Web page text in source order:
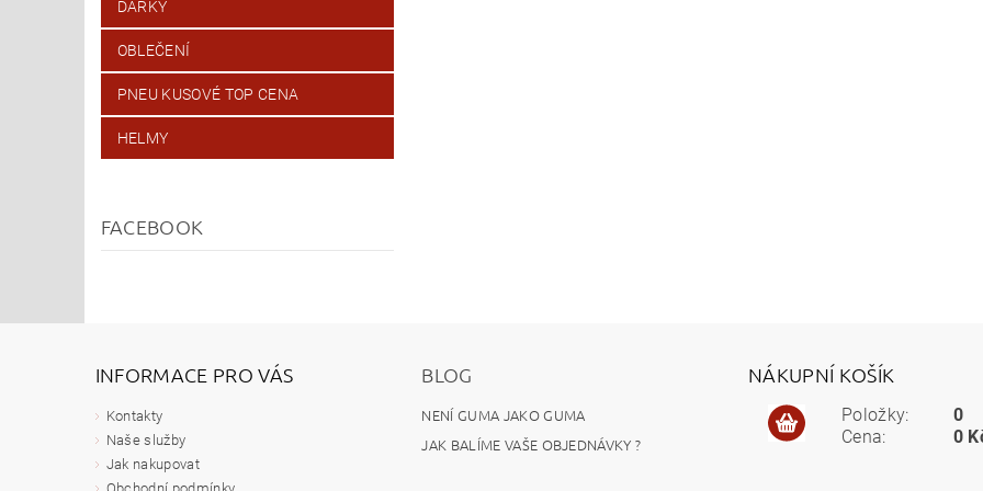
DÁRKY
OBLEČENÍ
PNEU KUSOVÉ TOP CENA
HELMY
FACEBOOK
INFORMACE PRO VÁS
Kontakty
Naše služby
Jak nakupovat
BLOG
NENÍ GUMA JAKO GUMA
JAK BALÍME VAŠE OBJEDNÁVKY ?
NÁKUPNÍ KOŠÍK
Položky:
Cena:
0
0